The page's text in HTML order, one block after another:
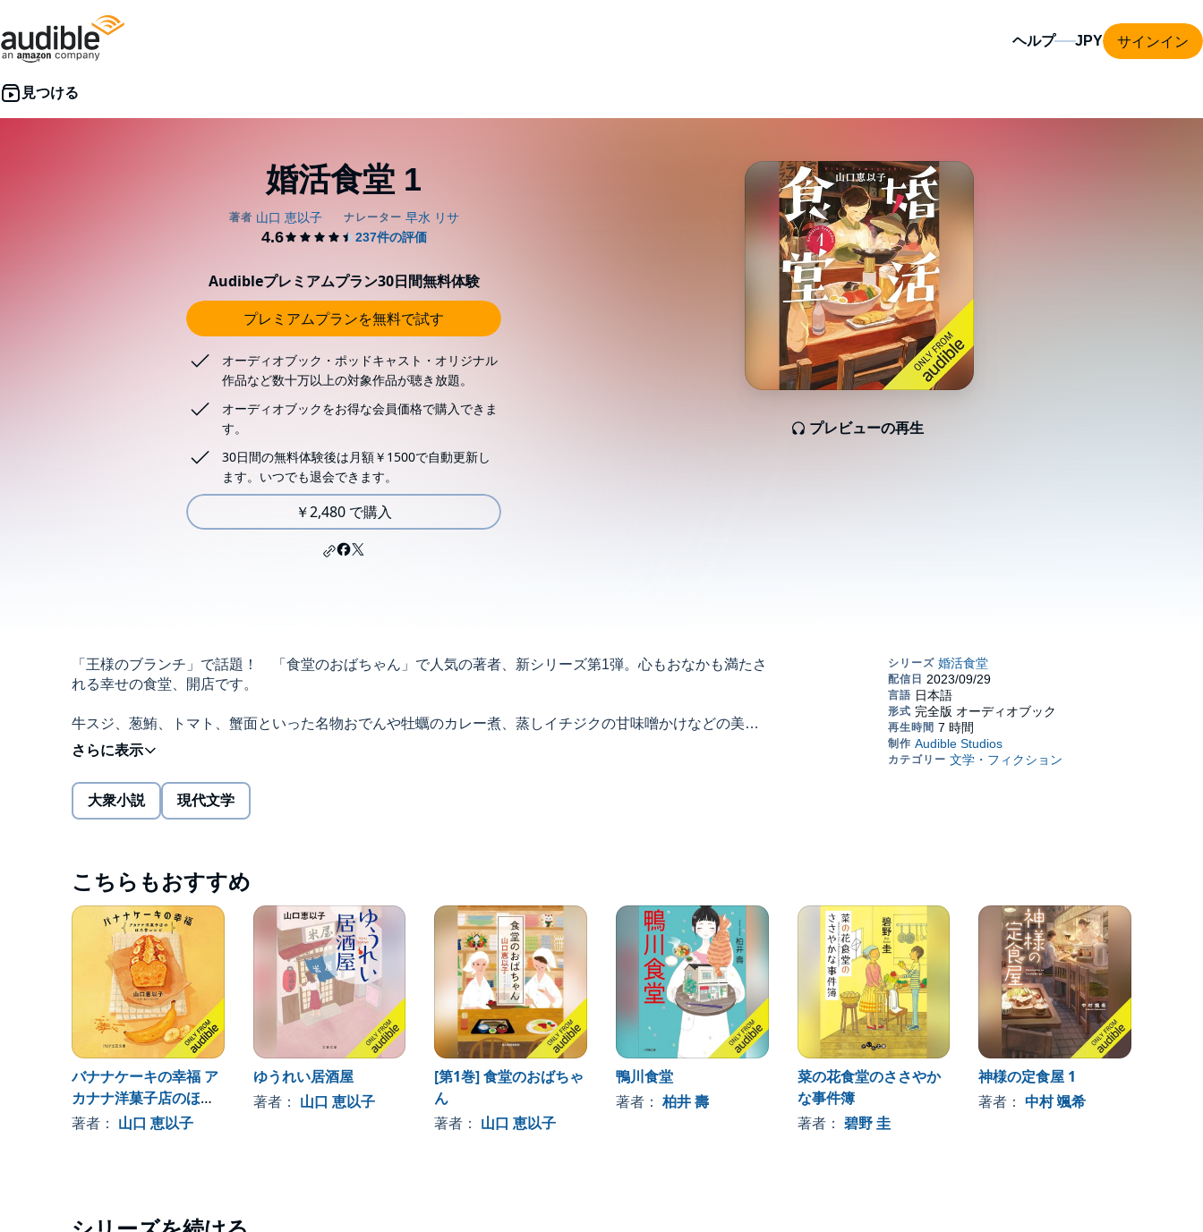
ヘルプ サインイン
婚活食堂 1
プレビューの再生
Audibleプレミアムプラン30日間無料体験
プレミアムプランを無料で試す
オーディオブック・ポッドキャスト・オリジナル
作品など数十万以上の対象作品が聴き放題。
オーディオブックをお得な会員価格で購入できま
す。
30日間の無料体験後は月額￥1500で自動更新し
ます。いつでも退会できます。
￥2,480 で購入
「王様のブランチ」で話題！ 「食堂のおばちゃん」で人気の著者、新シリーズ第1弾。心もおなかも満たさ
れる幸せの食堂、開店です。
牛スジ、葱鮪、トマト、蟹面といった名物おでんや牡蠣のカレー煮、蒸しイチジクの甘味噌かけなどの美味
しい小料理……東京・四谷の「めぐみ食堂」は、女将の恵が一人で切り盛りするおでん屋だ。元・人気占い
師の恵は、ある事情があって今は"見る力"を失っていたが、結婚のさまざまな悩みを抱える常連客と接する
うちに、"男女の縁"が見えるようになって――。
ときにほろ苦くも心あたたまる連作短編集。©Eiko Yamaguchi (P)2023 Audible, Inc.
大衆小説 現代文学
こちらもおすすめ
バナナケーキの幸福 ア
カナナ洋菓子店のほろ
苦レシピ
著者： 山口 恵以子
ゆうれい居酒屋
著者： 山口 恵以子
[第1巻] 食堂のおばちゃ
ん
著者： 山口 恵以子
鴨川食堂
著者：柏井 壽
菜の花食堂のささやか
な事件簿
著者： 碧野 圭
神様の定食屋 1
著者：中村 颯希